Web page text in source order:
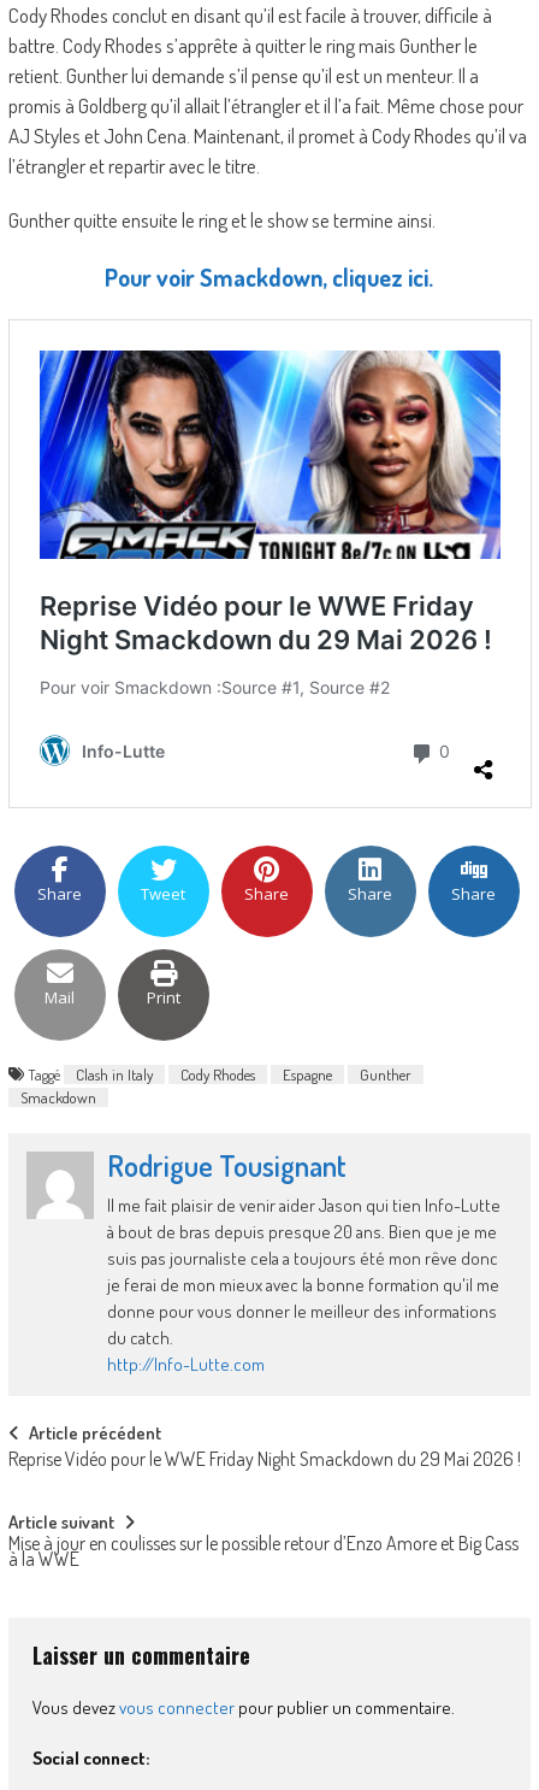
Cody Rhodes conclut en disant qu’il est facile à trouver, difficile à
battre. Cody Rhodes s’apprête à quitter le ring mais Gunther le
retient. Gunther lui demande s’il pense qu’il est un menteur. Il a
promis à Goldberg qu’il allait l’étrangler et il l’a fait. Même chose pour
AJ Styles et John Cena. Maintenant, il promet à Cody Rhodes qu’il va
l’étrangler et repartir avec le titre.
Gunther quitte ensuite le ring et le show se termine ainsi.
Pour voir Smackdown, cliquez ici.
Share Tweet Share Share Share
Mail Print
Taggé Clash in Italy Cody Rhodes Espagne
Gunther
Smackdown
Rodrigue Tousignant
Il me fait plaisir de venir aider Jason qui tien Info-Lutte
à bout de bras depuis presque 20 ans. Bien que je me
suis pas journaliste cela a toujours été mon rêve donc
je ferai de mon mieux avec la bonne formation qu'il me
donne pour vous donner le meilleur des informations
du catch.
http://Info-Lutte.com
Post
navigation
Article précédent
Reprise Vidéo pour le WWE Friday Night Smackdown du 29 Mai 2026 !
Article suivant
Mise à jour en coulisses sur le possible retour d’Enzo Amore et Big Cass
à la WWE
Laisser un commentaire
Vous devezvous connecterpour publier un commentaire.
Social connect: